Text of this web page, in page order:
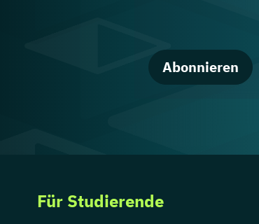
Abonnieren
Für Studierende